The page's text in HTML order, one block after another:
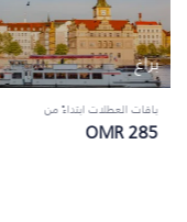
براغ
باقات العطلات ابتداءً من
OMR 285